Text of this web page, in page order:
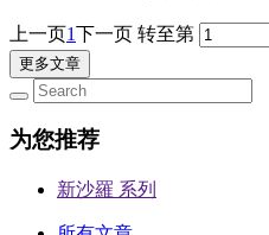
上一页1下一页 转至第
更多文章
为您推荐
新沙羅 系列